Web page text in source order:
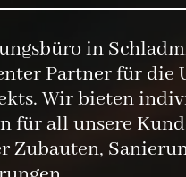
in
Partner für die
Wir bieten
für all unsere
Zubauten,